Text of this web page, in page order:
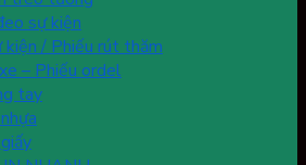
sự kiện
kiện / Phiếu rút thăm
– Phiếu ordel
tay